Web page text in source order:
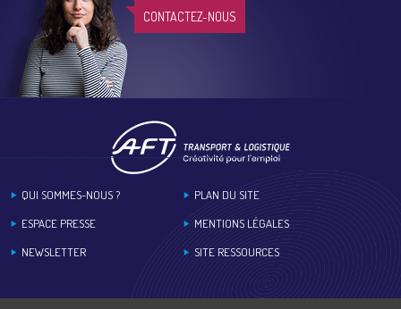
CONTACTEZ-NOUS
QUI SOMMES-NOUS ?
ESPACE PRESSE
NEWSLETTER
PLAN DU SITE
MENTIONS LÉGALES
SITE RESSOURCES